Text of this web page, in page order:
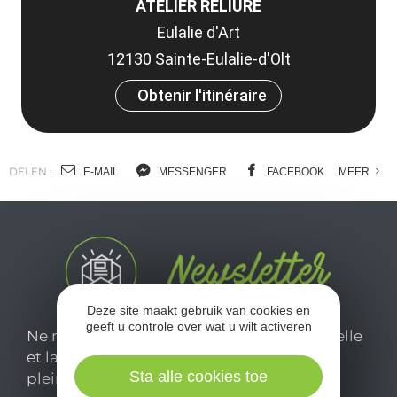
ATELIER RELIURE
Eulalie d'Art
12130 Sainte-Eulalie-d'Olt
Obtenir l'itinéraire
DELEN : E-MAIL MESSENGER FACEBOOK MEER
Ne manquez pas notre newsletter mensuelle
et laissez-vous inspirer pour profiter
pleinement de votre séjour en Aveyron.
Deze site maakt gebruik van cookies en
geeft u controle over wat u wilt activeren
Sta alle cookies toe